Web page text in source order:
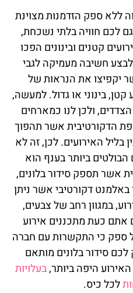
ללא ספק הזדמנות מצוינת
לכם חוויה בלתי נשכחת,
קטנים ובינונים הפכו
חשיבה מעמיקה לגבי
יקפיצו את הנראות של
קטן, בינוני או גדול. למעשה,
ולכן לנו כמארחים
הדקורטיבית אשר תהפוך
בליל האירועים. לכן, זה לא
ביותר בענף הוא
אשר תספק סידור בלונים,
דקורטיבי אשר ניתן
במגוון רחב של צבעים,
אתם כעת מתכננים אירוע
ספק כי התקשרות עם חברה
סידור בלונים מותאם
היפה ביותר,בעלויות
לכל כיס.